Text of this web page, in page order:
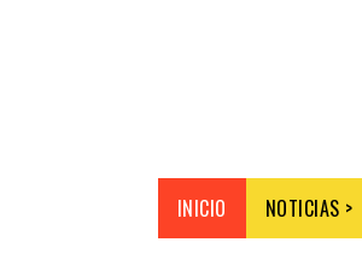
INICIO NOTICIAS >